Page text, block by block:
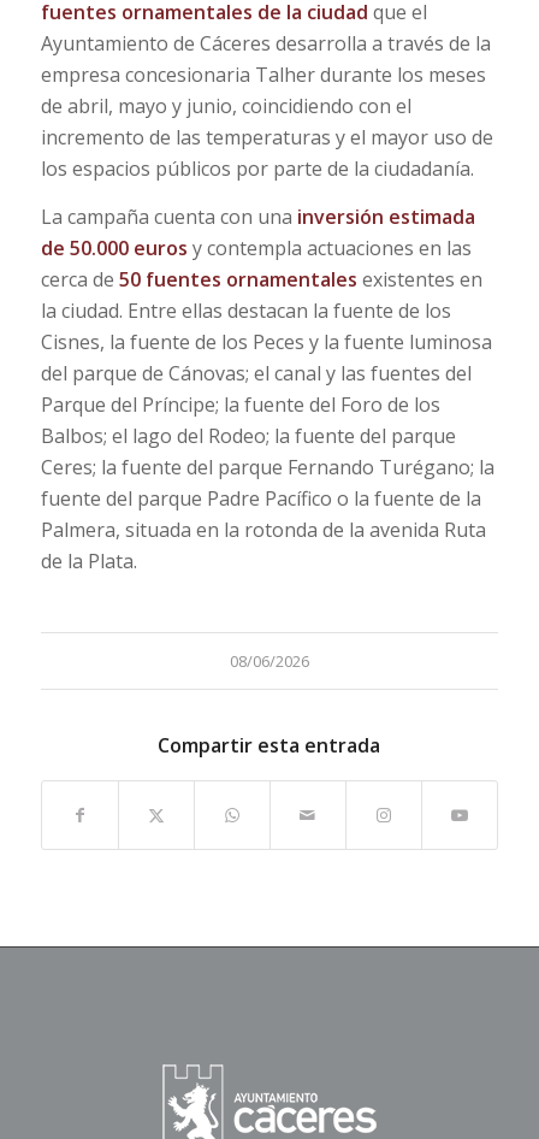
fuentes ornamentales de la ciudad que el
Ayuntamiento de Cáceres desarrolla a través de la
empresa concesionaria Talher durante los meses
de abril, mayo y junio, coincidiendo con el
incremento de las temperaturas y el mayor uso de
los espacios públicos por parte de la ciudadanía.
La campaña cuenta con una inversión estimada
de 50.000 euros y contempla actuaciones en las
cerca de 50 fuentes ornamentales existentes en
la ciudad. Entre ellas destacan la fuente de los
Cisnes, la fuente de los Peces y la fuente luminosa
del parque de Cánovas; el canal y las fuentes del
Parque del Príncipe; la fuente del Foro de los
Balbos; el lago del Rodeo; la fuente del parque
Ceres; la fuente del parque Fernando Turégano; la
fuente del parque Padre Pacífico o la fuente de la
Palmera, situada en la rotonda de la avenida Ruta
de la Plata.
08/06/2026
Compartir esta entrada